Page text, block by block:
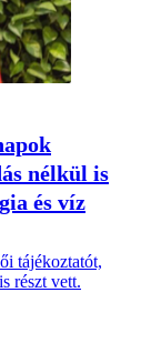
nélkül is
és víz
tájékoztatót,
részt vett.